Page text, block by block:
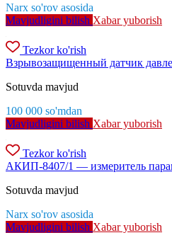
Narx so'rov asosida
Mavjudligini bilish Xabar yuborish
Tezkor ko'rish
Взрывозащищенный датчик
Sotuvda mavjud
100 000 so'mdan
Mavjudligini bilish Xabar yuborish
Tezkor ko'rish
АКИП-8407/1 — измеритель
Sotuvda mavjud
Narx so'rov asosida
Mavjudligini bilish Xabar yuborish